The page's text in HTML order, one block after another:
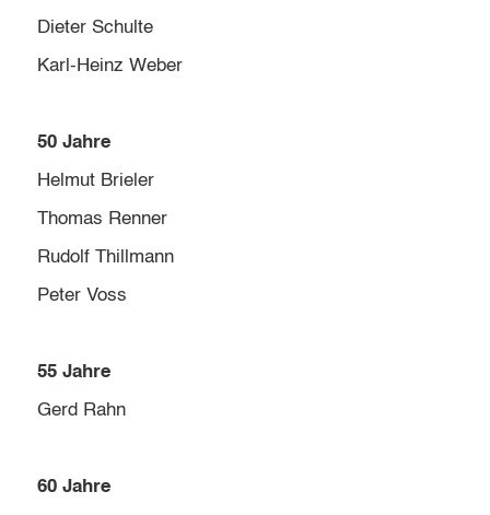
Dieter Schulte
Karl-Heinz Weber
50 Jahre
Helmut Brieler
Thomas Renner
Rudolf Thillmann
Peter Voss
55 Jahre
Gerd Rahn
60 Jahre